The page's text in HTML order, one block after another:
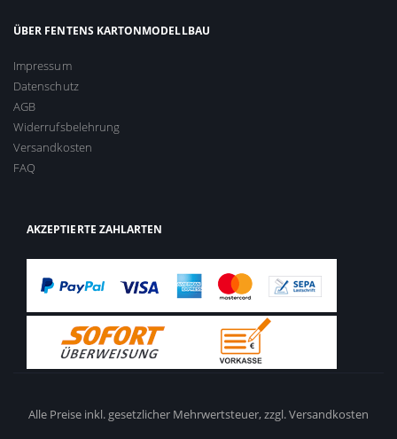
ÜBER FENTENS KARTONMODELLBAU
Impressum
Datenschutz
AGB
Widerrufsbelehrung
Versandkosten
FAQ
AKZEPTIERTE ZAHLARTEN
Alle Preise inkl. gesetzlicher Mehrwertsteuer,zzgl. Versandkosten